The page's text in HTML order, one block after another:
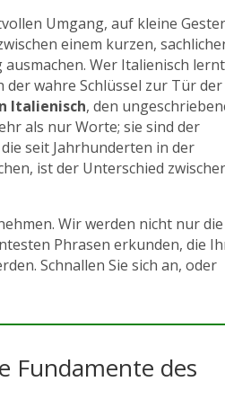
Umgang, auf kleine
einem kurzen,
Wer Italienisch
der wahre Schlüssel zur Tür der
Italienisch, den
als nur Worte; sie sind der
seit Jahrhunderten in der
ist der Unterschied
Wir werden nicht nur die
Phrasen erkunden, die
Schnallen Sie sich an, oder
Fundamente des